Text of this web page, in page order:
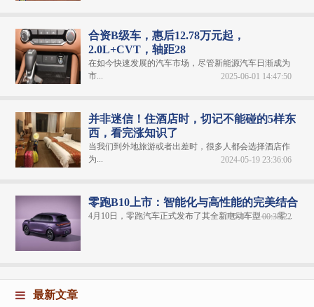
合资B级车，惠后12.78万元起，
2.0L+CVT，轴距28
在如今快速发展的汽车市场，尽管新能源汽车日渐成为
市...
2025-06-01 14:47:50
并非迷信！住酒店时，切记不能碰的5样东
西，看完涨知识了
当我们到外地旅游或者出差时，很多人都会选择酒店作
为...
2024-05-19 23:36:06
零跑B10上市：智能化与高性能的完美结合
4月10日，零跑汽车正式发布了其全新电动车型——零...
2025-04-12 00:38:22
最新文章